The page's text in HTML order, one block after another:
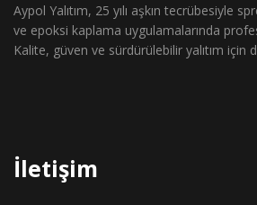
Aypol Yalıtım, 25 yılı aşkın tecrübesiyle
ve epoksi kaplama uygulamalarında
Kalite, güven ve sürdürülebilir yalıtım için
İletişim